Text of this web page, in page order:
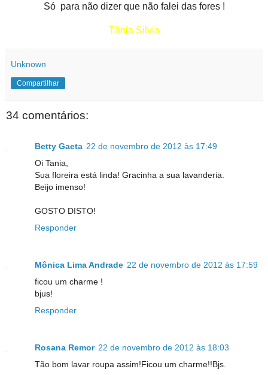
Só para não dizer que não falei das fores !
Tânia Silvia
Unknown
Compartilhar
34 comentários:
Betty Gaeta 22 de novembro de 2012 às 17:49
Oi Tania,
Sua floreira está linda! Gracinha a sua lavanderia.
Beijo imenso!
GOSTO DISTO!
Responder
Mônica Lima Andrade 22 de novembro de 2012 às 17:59
ficou um charme !
bjus!
Responder
Rosana Remor 22 de novembro de 2012 às 18:03
Tão bom lavar roupa assim!Ficou um charme!!Bjs.